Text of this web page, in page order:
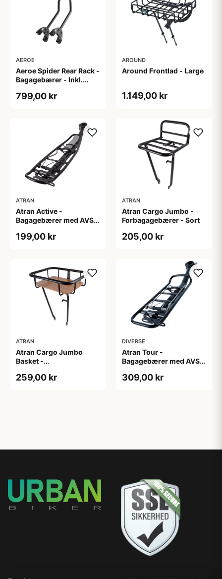
AEROE
Aeroe Spider Rear Rack -
Bagagebærer - Inkl.
799,00 kr
AROUND
Around Frontlad - Large
1.149,00 kr
ATRAN
Atran Active -
Bagagebærer med AVS -
199,00 kr
ATRAN
Atran Cargo Jumbo -
Forbagagebærer - Sort
205,00 kr
ATRAN
Atran Cargo Jumbo
Basket -
træbund - Sort
259,00 kr
DIVERSE
Atran Tour -
Bagagebærer med AVS -
309,00 kr